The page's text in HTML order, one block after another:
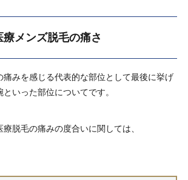
メンズ脱毛の痛さ
痛みを感じる代表的な部位として最後に挙げ
いった部位についてです。
脱毛の痛みの度合いに関しては、